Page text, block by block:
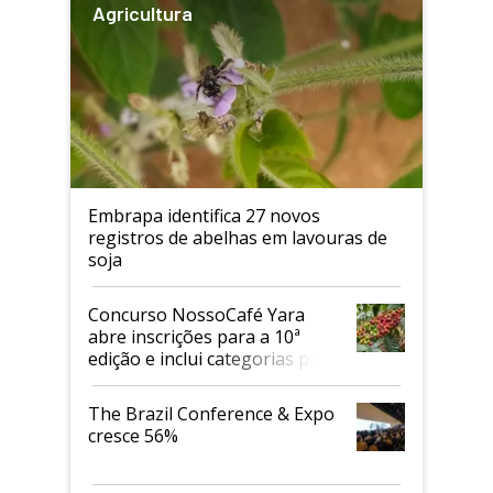
Agricultura
Embrapa identifica 27 novos
registros de abelhas em lavouras de
soja
Concurso NossoCafé Yara
abre inscrições para a 10ª
edição e inclui categorias para
cafés Canephora
The Brazil Conference & Expo
cresce 56%